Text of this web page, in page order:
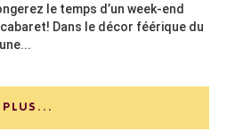
le temps d’un week-end
Dans le décor féérique du
PLUS...